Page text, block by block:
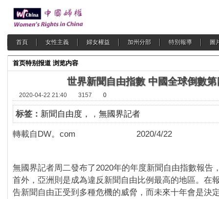
首頁 女性主義 婦女權益 加州分部 特別報導 圖
首页特别报道 浏览内容
世界新聞自由指數 中國全球倒數第
2020-04-22 21:40 3157 0
标签： 新聞自由度， ， 無國界記者
轉載自DW。com 2020/4/22
無國界記者周二發布了2020年的年度新聞自由指數報告
首外，亞洲則是成為違反新聞自由比例最高的地區。在
告新聞自由正受到多種危機的威脅，而未來十年會是決